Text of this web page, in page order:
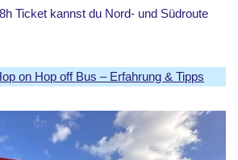
Ticket kannst du Nord- und Südroute
on Hop off Bus – Erfahrung & Tipps